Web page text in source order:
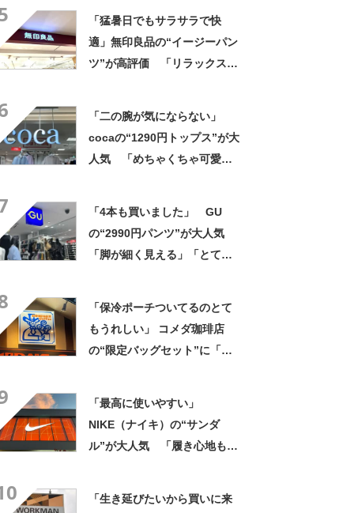
「猛暑日でもサラサラで快
適」無印良品の“イージーパン
ツ”が高評価 「リラックスで
「二の腕が気にならない」
cocaの“1290円トップス”が大
人気 「めちゃくちゃ可愛
「4本も買いました」 GU
の“2990円パンツ”が大人気
「脚が細く見える」「とても
「保冷ポーチついてるのとて
もうれしい」 コメダ珈琲店
の“限定バッグセット”に「ペ
「最高に使いやすい」
NIKE（ナイキ）の“サンダ
ル”が大人気 「履き心地もク
「生き延びたいから買いに来